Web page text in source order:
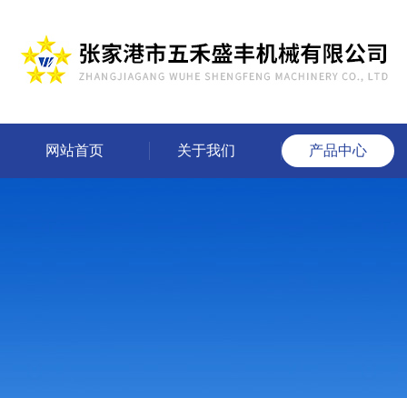
网站首页 关于我们 产品中心